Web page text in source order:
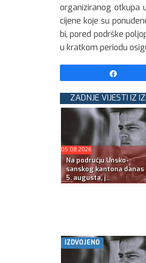
organiziranog otkupa
cijene koje su
bi, pored podrške
u kratkom periodu
ZADNJE VIJESTI IZ
05.08.2026
Na području Unsko-
sanskog kantona danas
5. augusta, j...
IZDVOJENO